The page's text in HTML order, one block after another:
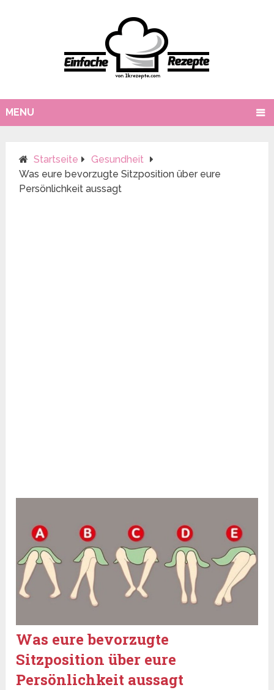
MENU
Startseite
Gesundheit
Was eure bevorzugte Sitzposition über eure
Persönlichkeit aussagt
Was eure bevorzugte
Sitzposition über eure
Persönlichkeit aussagt